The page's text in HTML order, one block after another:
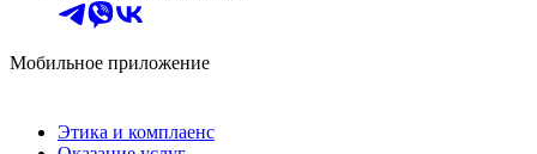
Мобильное приложение
Этика и комплаенс